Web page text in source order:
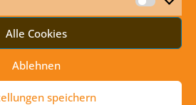
Alle Cookies
Ablehnen
speichern
MESSZEITEN SOMMER